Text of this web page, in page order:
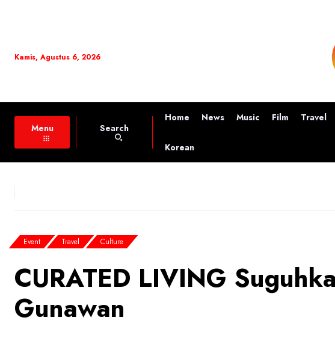
Kamis, Agustus 6, 2026
Menu Search
Home News Music Film Travel
Korean
Event Travel Culture
CURATED LIVING
Gunawan